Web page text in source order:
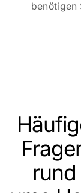
Dauerhaft
benötigen
rund